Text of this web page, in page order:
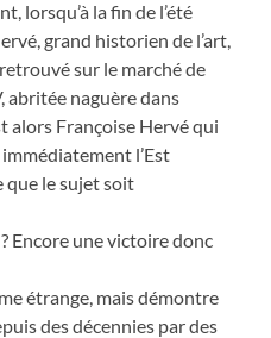
lorsqu’à la fin de l’été
grand historien de l’art,
sur le marché de
abritée naguère dans
alors Françoise Hervé qui
l’Est
que le sujet soit
Encore une victoire donc
étrange, mais démontre
des décennies par des